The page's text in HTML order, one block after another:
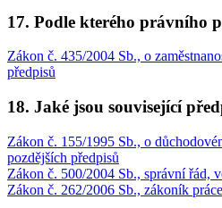
17. Podle kterého právního
Zákon č. 435/2004 Sb., o
předpisů
18. Jaké jsou související
Zákon č. 155/1995 Sb., o
pozdějších předpisů
Zákon č. 500/2004 Sb., správní řád,
Zákon č. 262/2006 Sb., zákoník